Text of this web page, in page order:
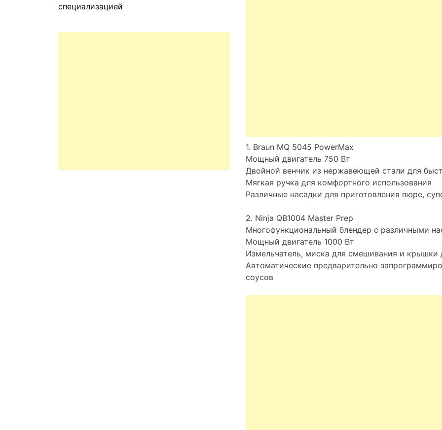
1. Braun MQ 5045 PowerMax
Мощный двигатель 750 Вт
Двойной венчик из нержавеющей стали для
Мягкая ручка для комфортного использования
Различные насадки для приготовления пюре,
2. Ninja QB1004 Master Prep
Многофункциональный блендер с различными
Мощный двигатель 1000 Вт
Измельчатель, миска для смешивания и крышки
Автоматические предварительно
соусов
специализацией